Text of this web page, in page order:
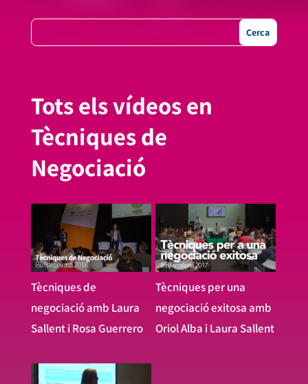
Tots els vídeos en
Tècniques de
Negociació
Tècniques de
negociació amb Laura
Sallent i Rosa Guerrero
Tècniques per una
negociació exitosa amb
Oriol Alba i Laura Sallent